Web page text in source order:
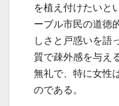
を植え付けたいと
ーブル市民の道徳
しさと戸惑いを語
質で疎外感を与え
無礼で、特に女性
のである。